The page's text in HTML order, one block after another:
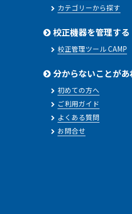
カテゴリーから探す
校正機器を管理する
校正管理ツール CAMP
分からないことが
初めての方へ
ご利用ガイド
よくある質問
お問合せ